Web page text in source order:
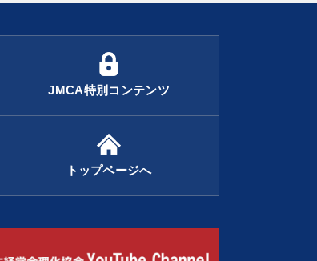
JMCA特別コンテンツ
トップページへ